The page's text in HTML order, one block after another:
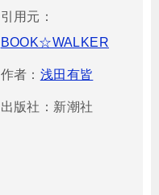
引用元：
BOOK☆WALKER
作者： 浅田有皆
出版社：新潮社